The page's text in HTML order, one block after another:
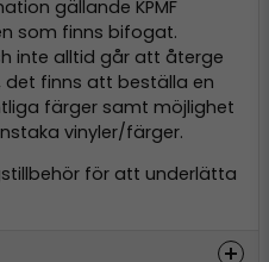
gällande KPMF
som finns bifogat.
inte alltid går att återge
finns att beställa en
färger samt möjlighet
vinyler/färger.
för att underlätta